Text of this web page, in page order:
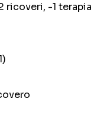
ricoveri, -1 terapia